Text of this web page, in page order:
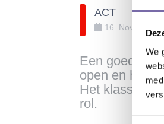
We
ACT
16 November
Een goed
open en
Het
rol.